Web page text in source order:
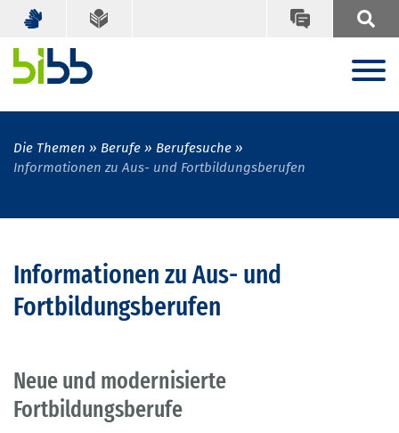
Die Themen Berufe
Berufesuche
Informationen zu Aus- und Fortbildungsberufen
Informationen zu Aus- und
Fortbildungsberufen
Neue und modernisierte
Fortbildungsberufe